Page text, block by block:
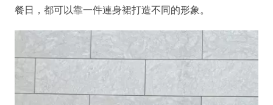
餐日，都可以靠一件連身裙打造不同的形象。